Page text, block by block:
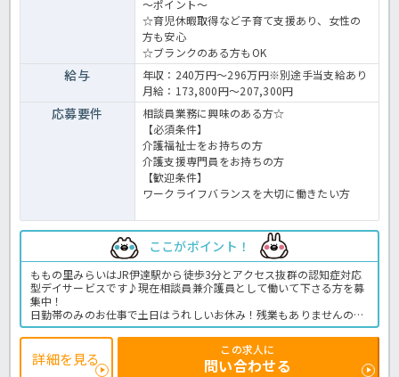
～ポイント～
☆育児休暇取得など子育て支援あり、女性の
方も安心
☆ブランクのある方もOK
給与
年収：240万円～296万円※別途手当支給あり
月給：173,800円～207,300円
応募要件
相談員業務に興味のある方☆
【必須条件】
介護福祉士をお持ちの方
介護支援専門員をお持ちの方
【歓迎条件】
ワークライフバランスを大切に働きたい方
ここがポイント！
ももの里みらいはJR伊達駅から徒歩3分とアクセス抜群の認知症対応
型デイサービスです♪現在相談員兼介護員として働いて下さる方を募
集中！
日勤帯のみのお仕事で土日はうれしいお休み！残業もありませんの
で、プライベートとの両立も可能な求人ですよ◎
経験は問いません♪お持ちの資格を活かして働きませんか？デイサー
ビスでの相談員業務全般です。＜相談員 正職員 デイサービスの求
人＞
詳細を見る
この求人に
問い合わせる